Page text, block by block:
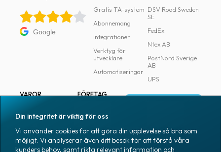
Google
Gratis TA-system
Abonnemang
Integrationer
Verktyg för
utvecklare
Automatiseringar
DSV Road Sweden
SE
FedEx
Ntex AB
PostNord Sverige
AB
UPS
VAROR
Märkning
Emballage
Emballagetillbehör
FÖRETAG
Pressrum
Medarbetare
Jobb & karriär
Skapa konto
Din integritet är viktig för oss
Vi använder cookies för att göra din upplevelse så bra som
möjligt. Vi analyserar även ditt besök för att förstå våra
kunders behov, samt rikta relevant information och